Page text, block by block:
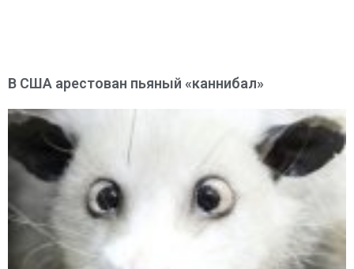
В США арестован пьяный «каннибал»